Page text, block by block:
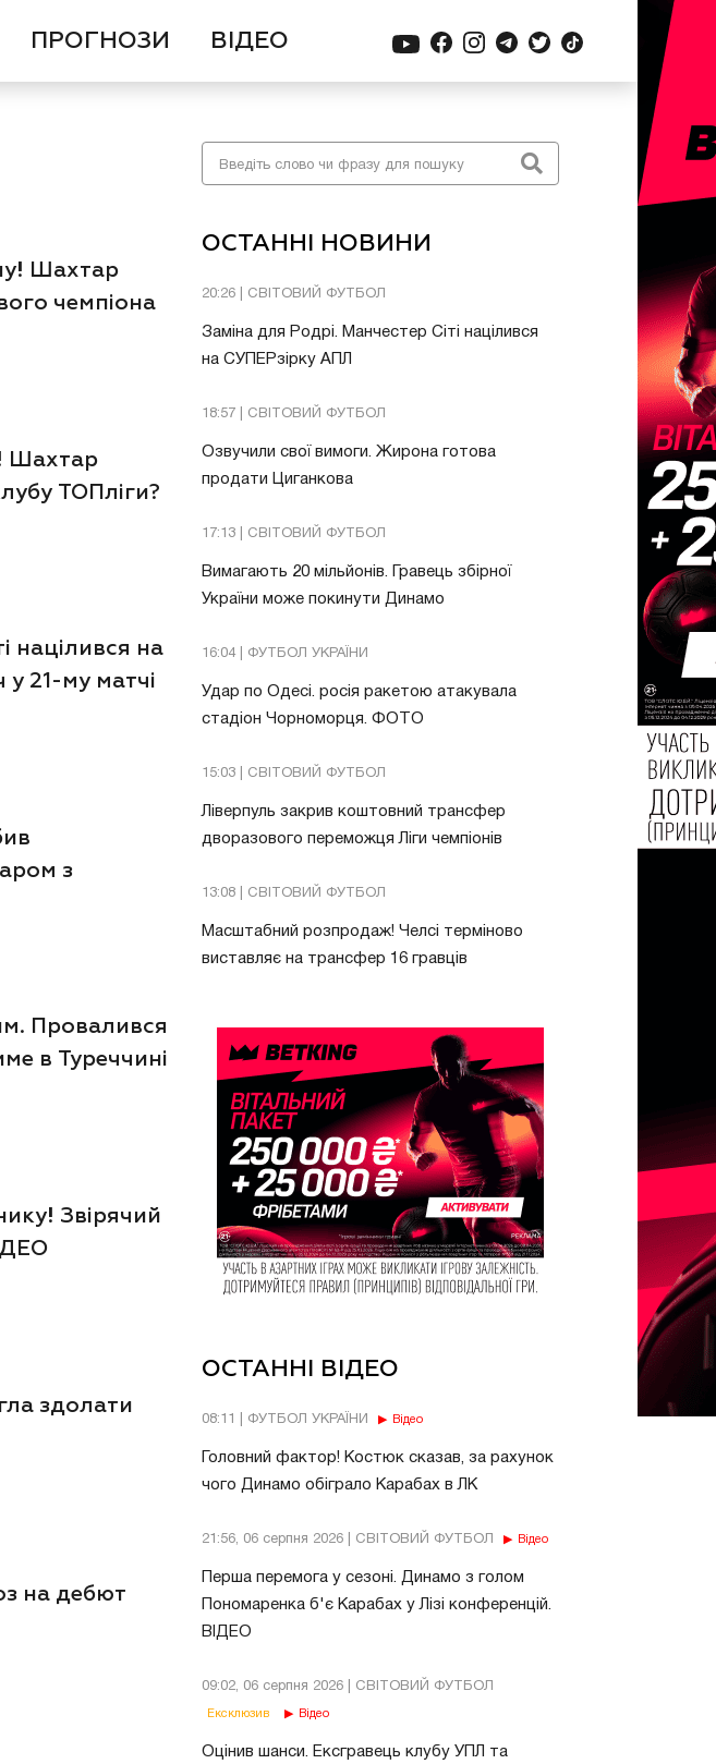
ПРОГНОЗИ ВІДЕО
ОСТАННІ НОВИНИ
20:26 | СВІТОВИЙ ФУТБОЛ
Заміна для Родрі. Манчестер Сіті націлився
на СУПЕРзірку АПЛ
18:57 | СВІТОВИЙ ФУТБОЛ
Озвучили свої вимоги. Жирона готова
продати Циганкова
17:13 | СВІТОВИЙ ФУТБОЛ
Вимагають 20 мільйонів. Гравець збірної
України може покинути Динамо
16:04 | ФУТБОЛ УКРАЇНИ
Удар по Одесі. росія ракетою атакувала
стадіон Чорноморця. ФОТО
15:03 | СВІТОВИЙ ФУТБОЛ
Ліверпуль закрив коштовний трансфер
дворазового переможця Ліги чемпіонів
13:08 | СВІТОВИЙ ФУТБОЛ
Масштабний розпродаж! Челсі терміново
виставляє на трансфер 16 гравців
ОСТАННІ ВІДЕО
08:11 | ФУТБОЛ УКРАЇНИ Відео
Головний фактор! Костюк сказав, за рахунок
чого Динамо обіграло Карабах в ЛК
21:56, 06 серпня 2026 | СВІТОВИЙ ФУТБОЛ Відео
Перша перемога у сезоні. Динамо з голом
Пономаренка б'є Карабах у Лізі конференцій.
ВІДЕО
09:02, 06 серпня 2026 | СВІТОВИЙ ФУТБОЛ
Ексклюзив Відео
Оцінив шанси. Ексгравець клубу УПЛ та
Шахтар
чемпіона
Шахтар
ТОПліги?
націлився на
21-му матчі
з
Провалився
в Туреччині
Звірячий
здолати
на дебют